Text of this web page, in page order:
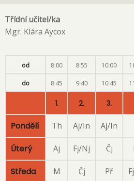
Třídní učitel/ka
Mgr. Klára Aycox
od 8:00 8:55 10:00
do 8:45 9:40 10:45
1. 2. 3.
Pondělí Th Aj/In Aj/In
Úterý Aj Fj/Nj Čj
Středa M Čj Př